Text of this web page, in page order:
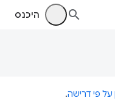
היכנס
על פי דרישה.